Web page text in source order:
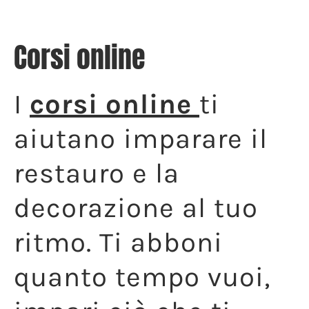
Corsi online
I corsi online ti
aiutano imparare il
restauro e la
decorazione al tuo
ritmo. Ti abboni
quanto tempo vuoi,